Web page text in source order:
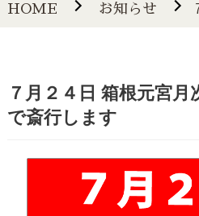
HOME お知らせ
７月２４日 箱根元宮月
で斎行します